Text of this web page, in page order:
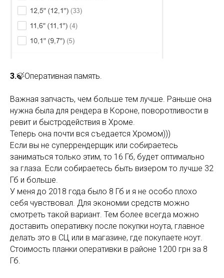
3.🍃Оперативная память.
Важная запчасть, чем больше тем лучше. Раньше она
нужна была для рендера в Короне, поворотливости в
ревит и быстродействия в Хроме.
Теперь она почти вся съедается Хромом)))
Если вы не суперрендерщик или собираетесь
заниматься только этим, то 16 Гб, будет оптимально
за глаза. Если собираетесь быть визером то лучше 32
Гб и больше.
У меня до 2018 года было 8 Гб и я не особо плохо
себя чувствовал. Для экономии средств можно
смотреть такой вариант. Тем более всегда можно
доставить оперативку после покупки ноута, главное
делать это в СЦ или в магазине, где покупаете ноут.
Стоимость планки оперативки в районе 1200 грн за 8
Гб.